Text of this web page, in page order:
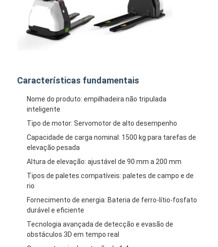
Vídeos
Quem Somos
Controle de Qualidade
Fale Conosco
notícias
Todos os casos
Converse agora
Veículo guiado automático AGV
Características fundamentais
Nome do produto: empilhadeira não tripulada
inteligente
Tipo de motor: Servomotor de alto desempenho
Capacidade de carga nominal: 1500 kg para tarefas de
elevação pesada
Altura de elevação: ajustável de 90 mm a 200 mm
Tipos de paletes compatíveis: paletes de campo e de
rio
Fornecimento de energia: Bateria de ferro-lítio-fosfato
durável e eficiente
Tecnologia avançada de detecção e evasão de
obstáculos 3D em tempo real